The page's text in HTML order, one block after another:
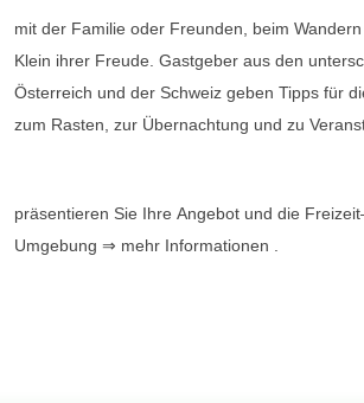
zum Rasten, zur Übernachtung und zu
präsentieren Sie Ihre Angebot und die
Umgebung ⇒ mehr Informationen